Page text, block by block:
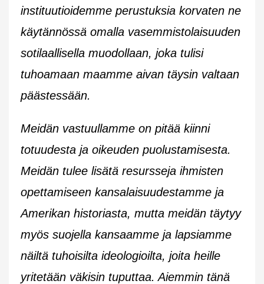
instituutioidemme perustuksia korvaten ne
käytännössä omalla vasemmistolaisuuden
sotilaallisella muodollaan, joka tulisi
tuhoamaan maamme aivan täysin valtaan
päästessään.
Meidän vastuullamme on pitää kiinni
totuudesta ja oikeuden puolustamisesta.
Meidän tulee lisätä resursseja ihmisten
opettamiseen kansalaisuudestamme ja
Amerikan historiasta, mutta meidän täytyy
myös suojella kansaamme ja lapsiamme
näiltä tuhoisilta ideologioilta, joita heille
yritetään väkisin tuputtaa. Aiemmin tänä